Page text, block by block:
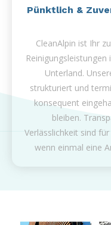
Pünktlich &
CleanAlpin ist Ihr
Unterland.
strukturiert und
konsequent
bleiben.
Verlässlichkeit sind
wenn einmal eine